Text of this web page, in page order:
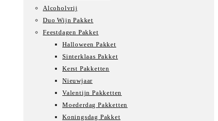
Alcoholvrij
Duo Wijn Pakket
Feestdagen Pakket
Halloween Pakket
Sinterklaas Pakket
Kerst Pakketten
Nieuwjaar
Valentijn Pakketten
Moederdag Pakketten
Koningsdag Pakket